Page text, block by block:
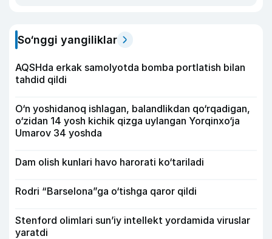
So‘nggi yangiliklar
AQSHda erkak samolyotda bomba portlatish bilan
tahdid qildi
O‘n yoshidanoq ishlagan, balandlikdan qo‘rqadigan,
o‘zidan 14 yosh kichik qizga uylangan Yorqinxo‘ja
Umarov 34 yoshda
Dam olish kunlari havo harorati ko‘tariladi
Rodri “Barselona”ga o‘tishga qaror qildi
Stenford olimlari sun’iy intellekt yordamida viruslar
yaratdi